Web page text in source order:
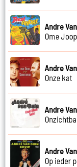
Andre
Ome
Andre
Onze kat
Andre
Andre
Op ieder